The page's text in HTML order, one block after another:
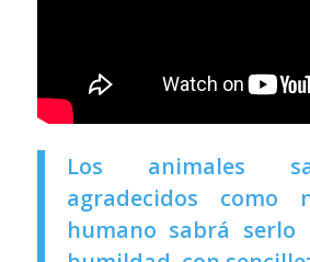
Los animales
agradecidos como
humano sabrá serlo